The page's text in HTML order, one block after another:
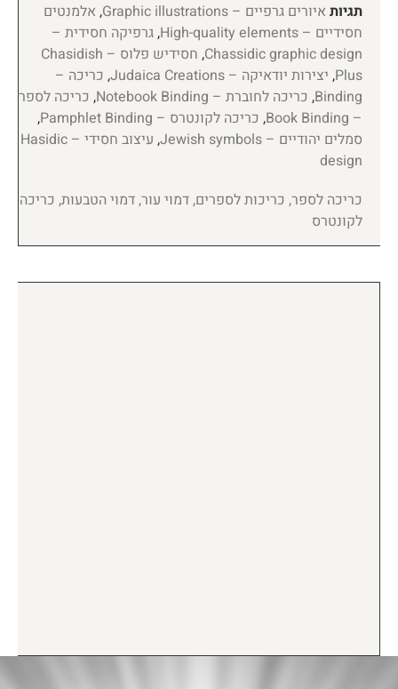
תגיות איורים גרפיים – Graphic illustrations , אלמנטים
חסידיים – High-quality elements
,גרפיקה חסידית –
Chassidic graphic design
,
חסידיש פלוס – Chasidish
Plus
, יצירות יודאיקה – Judaica Creations , כריכה –
Binding
, כריכה לחוברת – Notebook Binding , כריכה לספר
– Book Binding
, כריכה לקונטרס – Pamphlet Binding
,
סמלים יהודיים – Jewish symbols
,
עיצוב חסידי – Hasidic
design
כריכה לספר, כריכות לספרים, דמוי עור, דמוי הטבעות, כריכה
לקונטרס